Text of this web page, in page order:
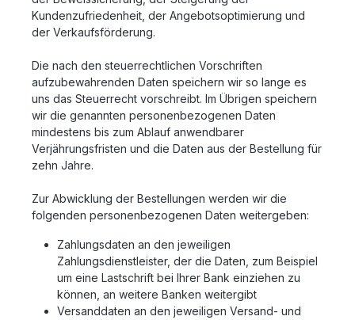
Kundenzufriedenheit, der Angebotsoptimierung und
der Verkaufsförderung.
Die nach den steuerrechtlichen Vorschriften
aufzubewahrenden Daten speichern wir so lange es
uns das Steuerrecht vorschreibt. Im Übrigen speichern
wir die genannten personenbezogenen Daten
mindestens bis zum Ablauf anwendbarer
Verjährungsfristen und die Daten aus der Bestellung für
zehn Jahre.
Zur Abwicklung der Bestellungen werden wir die
folgenden personenbezogenen Daten weitergeben:
Zahlungsdaten an den jeweiligen
Zahlungsdienstleister, der die Daten, zum Beispiel
um eine Lastschrift bei Ihrer Bank einziehen zu
können, an weitere Banken weitergibt
Versanddaten an den jeweiligen Versand- und